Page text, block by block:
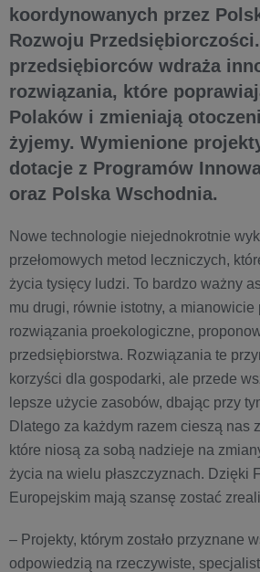
koordynowanych przez
Rozwoju
przedsiębiorców wdraża
rozwiązania, które
Polaków i zmieniają
żyjemy. Wymienione
dotacje z Programów
oraz Polska Wschodnia.
Nowe technologie niejednokrotnie
przełomowych metod leczniczych,
życia tysięcy ludzi. To bardzo ważny
mu drugi, równie istotny, a mianowicie
rozwiązania proekologiczne,
przedsiębiorstwa. Rozwiązania te
korzyści dla gospodarki, ale przede
lepsze użycie zasobów, dbając przy
Dlatego za każdym razem cieszą nas
które niosą za sobą nadzieje na
życia na wielu płaszczyznach. Dzięki
Europejskim mają szansę zostać
– Projekty, którym zostało przyznane
odpowiedzią na rzeczywiste,